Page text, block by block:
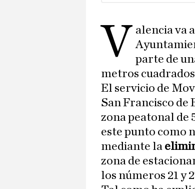
V alencia va
parte de
metros
El servicio de
San Francisco de
zona peatonal de
este punto como
mediante la
zona de
los números 21 y